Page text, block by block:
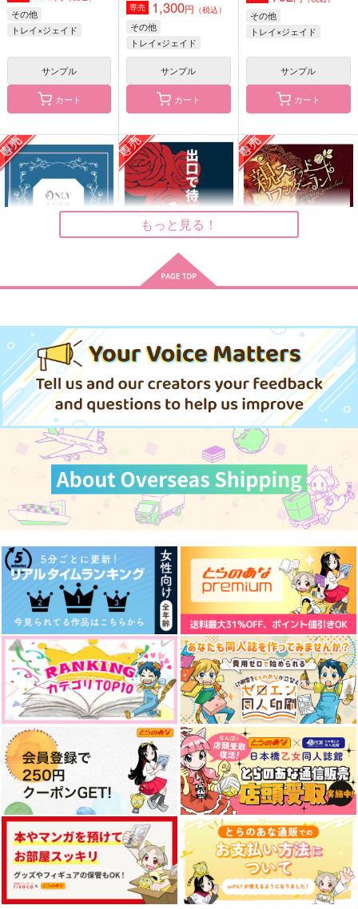
くらっしゅ あまあま
Love is ok！
944円（税込）
フロイド×ジェイド
サンプル
百合の棺で夢を見させ
1,100円（税込）
トレイ×ケイト
サンプル
作品詳細
らぶはぷにんぐ！
＋DolcE
944円（税込）
トレイ×ケイト
サンプル
広大無辺の夜明けまで
白鳥座
（税込）
ルーク×トレイ
サンプル
作品詳細
1,450円（税込）
ジェイド×リドル
サンプル
作品詳細
have it bad
ホルン吹きの休日
1,257円（税込）
ジェイド×アズール
サンプル
作品詳細
Contorno
ホルン吹きの休日
787円
サンプル
作品詳細
ゲゲゲのジェイド
松笛研究室
472円（税込）
ジェイド×フロイド
サンプル
作品詳細
地獄にしては悪くない
若草
1,100円 （税込）
御影玲王×凪誠士郎
サンプル
作品詳細
その他
トレイ×ジェイド
サンプル
カート
専売 1,300円 （税込）
その他
トレイ×ジェイド
サンプル
カート
その他
トレイ×ジェイド
サンプル
カート
しっぽキリトリ注
意！
専売 1,300円 （税込）
その他
トレイ×ジェイド
サンプル
カート
言ってた
plan-A
専売 1,572円
その他
トレイ×ジェイド
カート
ンド
三つ葉洋菓子店
880円 （税込）
その他
トレイ×ジェイド
カート
もっと見る！